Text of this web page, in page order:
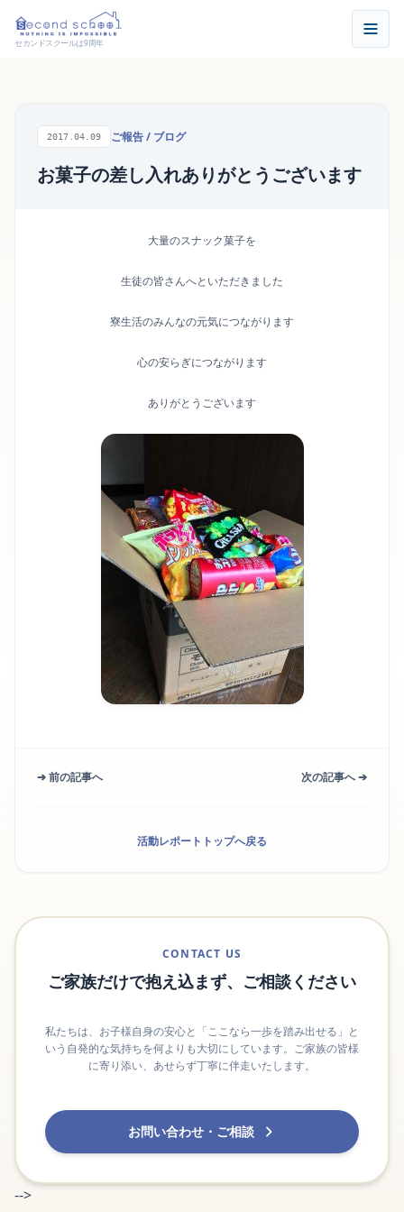
セカンドスクールは9周年
2017.04.09 ご報告/ ブログ
お菓子の差し入れありがとうございます
大量のスナック菓子を
生徒の皆さんへといただきました
寮生活のみんなの元気につながります
心の安らぎにつながります
ありがとうございます
➔ 前の記事へ 次の記事へ ➔
活動レポートトップへ戻る
CONTACT US
ご家族だけで抱え込まず、ご相談ください
私たちは、お子様自身の安心と「ここなら一歩を踏み出せる」と
いう自発的な気持ちを何よりも大切にしています。ご家族の皆様
に寄り添い、あせらず丁寧に伴走いたします。
お問い合わせ・ご相談
-->